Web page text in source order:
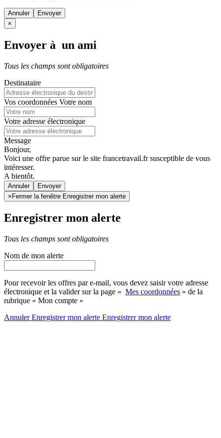
Annuler
×
Envoyer à un ami
Tous les champs sont obligatoires
Destinataire
Vos coordonnées Votre nom
Votre adresse électronique
Message
Bonjour,
Voici une offre parue sur le site francetravail.fr susceptible de vous
intéresser.
A bientôt.
Annuler
× Fermer la fenêtre Enregistrer mon alerte
Enregistrer mon alerte
Tous les champs sont obligatoires
Nom de mon alerte
Pour recevoir les offres par e-mail, vous devez saisir votre adresse
électronique et la valider sur la page « Mes coordonnées » de la
rubrique « Mon compte »
AnnulerEnregistrer mon alerte Enregistrermon alerte